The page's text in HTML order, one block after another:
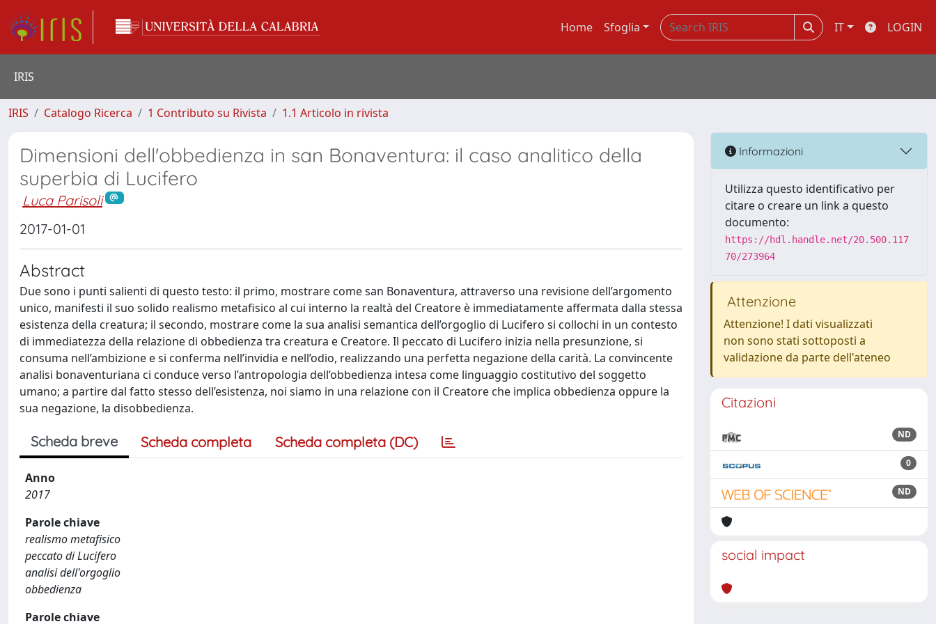
Home Sfoglia IT LOGIN
IRIS
IRIS Catalogo Ricerca 1 Contributo su Rivista 1.1 Articolo in rivista
Dimensioni dell'obbedienza in san Bonaventura: il caso analitico della
superbia di Lucifero
Luca Parisoli
2017-01-01
Abstract
Due sono i punti salienti di questo testo: il primo, mostrare come san Bonaventura, attraverso una revisione dell’argomento
unico, manifesti il suo solido realismo metafisico al cui interno la realtà del Creatore è immediatamente affermata dalla stessa
esistenza della creatura; il secondo, mostrare come la sua analisi semantica dell’orgoglio di Lucifero si collochi in un contesto
di immediatezza della relazione di obbedienza tra creatura e Creatore. Il peccato di Lucifero inizia nella presunzione, si
consuma nell’ambizione e si conferma nell’invidia e nell’odio, realizzando una perfetta negazione della carità. La convincente
analisi bonaventuriana ci conduce verso l’antropologia dell’obbedienza intesa come linguaggio costitutivo del soggetto
umano; a partire dal fatto stesso dell’esistenza, noi siamo in una relazione con il Creatore che implica obbedienza oppure la
sua negazione, la disobbedienza.
Scheda breve Scheda completa Scheda completa (DC)
Anno
2017
Parole chiave
realismo metafisico
peccato di Lucifero
analisi dell'orgoglio
obbedienza
Parole chiave
Informazioni
Utilizza questo identificativo per
citare o creare un link a questo
documento:
https://hdl.handle.net/20.500.117
70/273964
Attenzione
Attenzione! I dati visualizzati
non sono stati sottoposti a
validazione da parte dell'ateneo
Citazioni
ND
0
ND
social impact